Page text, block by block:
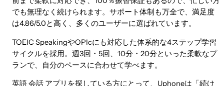
でも無理なく続けられます。サポート体制も万全で、満足度
は4.86/5.0と高く、多くのユーザーに選ばれています。
TOEIC SpeakingやOPIcにも対応した体系的な4ステップ学習
サイクルを採用。週3回・5回、10分・20分といった柔軟なプ
ランで、自分のペースに合わせて学べます。
英語 会話 アプリを探している方にとって、Uphoneは「続け